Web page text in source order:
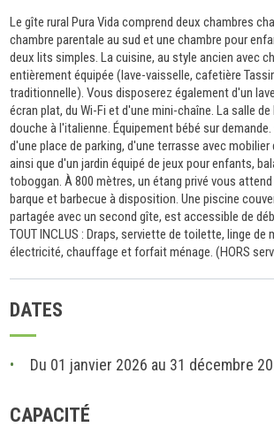
Le gîte rural Pura Vida comprend deux chambres
chambre parentale au sud et une chambre pour
deux lits simples. La cuisine, au style ancien avec
entièrement équipée (lave-vaisselle, cafetière
traditionnelle). Vous disposerez également d'un
écran plat, du Wi-Fi et d'une mini-chaîne. La salle
douche à l'italienne. Équipement bébé sur
d'une place de parking, d'une terrasse avec mobilier
ainsi que d'un jardin équipé de jeux pour enfants,
toboggan. À 800 mètres, un étang privé vous
barque et barbecue à disposition. Une piscine
partagée avec un second gîte, est accessible de
TOUT INCLUS : Draps, serviette de toilette, linge de
électricité, chauffage et forfait ménage. (HORS
DATES
Du 01 janvier 2026 au 31 décembre
CAPACITÉ